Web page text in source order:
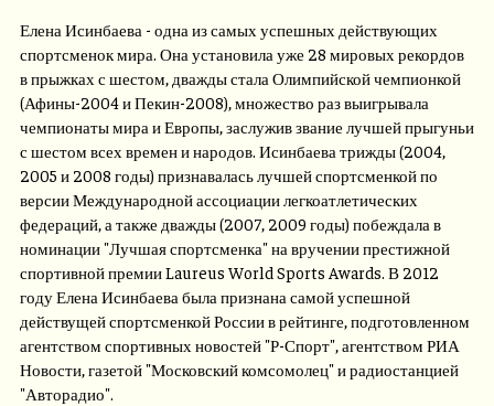
Елена Исинбаева - одна из самых успешных действующих
спортсменок мира. Она установила уже 28 мировых рекордов
в прыжках с шестом, дважды стала Олимпийской чемпионкой
(Афины-2004 и Пекин-2008), множество раз выигрывала
чемпионаты мира и Европы, заслужив звание лучшей прыгуньи
с шестом всех времен и народов. Исинбаева трижды (2004,
2005 и 2008 годы) признавалась лучшей спортсменкой по
версии Международной ассоциации легкоатлетических
федераций, а также дважды (2007, 2009 годы) побеждала в
номинации "Лучшая спортсменка" на вручении престижной
спортивной премии Laureus World Sports Awards. В 2012
году Елена Исинбаева была признана самой успешной
действущей спортсменкой России в рейтинге, подготовленном
агентством спортивных новостей "Р-Спорт", агентством РИА
Новости, газетой "Московский комсомолец" и радиостанцией
"Авторадио".